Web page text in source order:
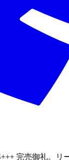
完売御礼。リ